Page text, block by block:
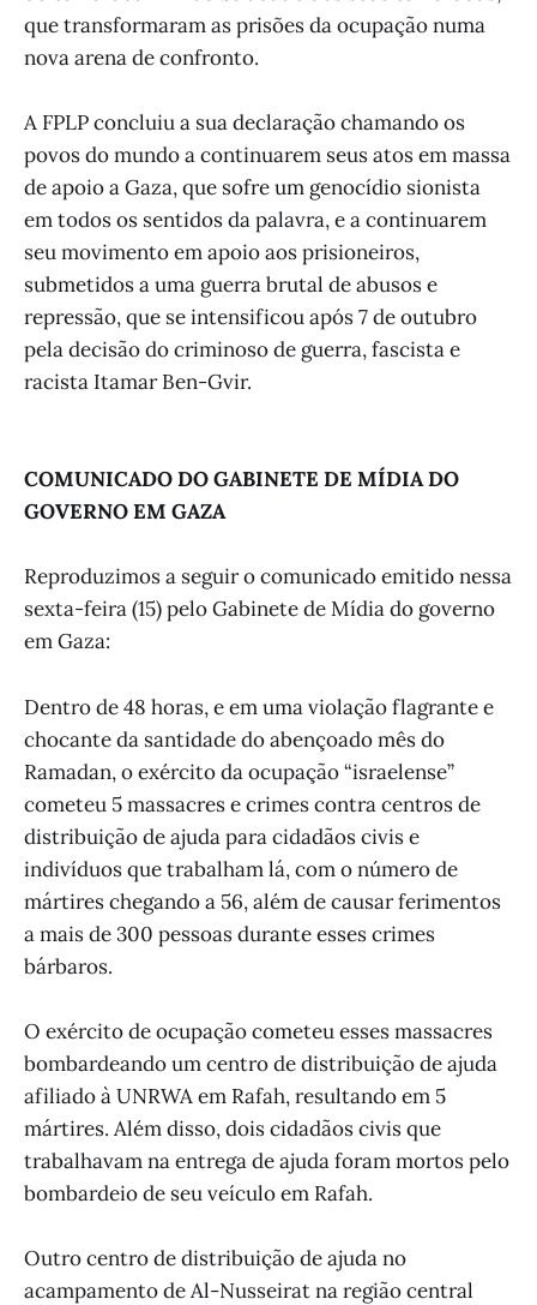
que transformaram as prisões da ocupação numa
nova arena de confronto.
A FPLP concluiu a sua declaração chamando os
povos do mundo a continuarem seus atos em massa
de apoio a Gaza, que sofre um genocídio sionista
em todos os sentidos da palavra, e a continuarem
seu movimento em apoio aos prisioneiros,
submetidos a uma guerra brutal de abusos e
repressão, que se intensificou após 7 de outubro
pela decisão do criminoso de guerra, fascista e
racista Itamar Ben-Gvir.
COMUNICADO DO GABINETE DE MÍDIA DO
GOVERNO EM GAZA
Reproduzimos a seguir o comunicado emitido nessa
sexta-feira (15) pelo Gabinete de Mídia do governo
em Gaza:
Dentro de 48 horas, e em uma violação flagrante e
chocante da santidade do abençoado mês do
Ramadan, o exército da ocupação “israelense”
cometeu 5 massacres e crimes contra centros de
distribuição de ajuda para cidadãos civis e
indivíduos que trabalham lá, com o número de
mártires chegando a 56, além de causar ferimentos
a mais de 300 pessoas durante esses crimes
bárbaros.
O exército de ocupação cometeu esses massacres
bombardeando um centro de distribuição de ajuda
afiliado à UNRWA em Rafah, resultando em 5
mártires. Além disso, dois cidadãos civis que
trabalhavam na entrega de ajuda foram mortos pelo
bombardeio de seu veículo em Rafah.
Outro centro de distribuição de ajuda no
acampamento de Al-Nusseirat na região central